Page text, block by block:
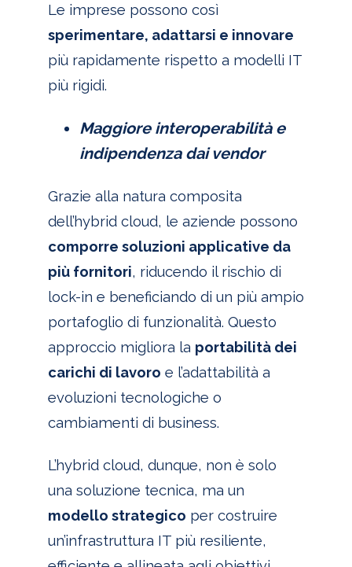
Le imprese possono così
sperimentare, adattarsi e innovare
più rapidamente rispetto a modelli IT
più rigidi.
Maggiore interoperabilità e
indipendenza dai vendor
Grazie alla natura composita
dell’hybrid cloud, le aziende possono
comporre soluzioni applicative da
più fornitori, riducendo il rischio di
lock-in e beneficiando di un più ampio
portafoglio di funzionalità. Questo
approccio migliora la portabilità dei
carichi di lavoro e l’adattabilità a
evoluzioni tecnologiche o
cambiamenti di business.
L’hybrid cloud, dunque, non è solo
una soluzione tecnica, ma un
modello strategico per costruire
un’infrastruttura IT più resiliente,